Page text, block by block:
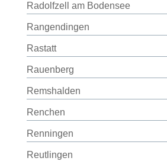
Radolfzell am Bodensee
Rangendingen
Rastatt
Rauenberg
Remshalden
Renchen
Renningen
Reutlingen